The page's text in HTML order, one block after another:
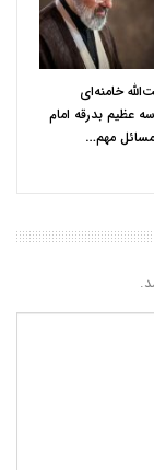
خامنه‌ای
عظیم بدرقه امام
مهم…